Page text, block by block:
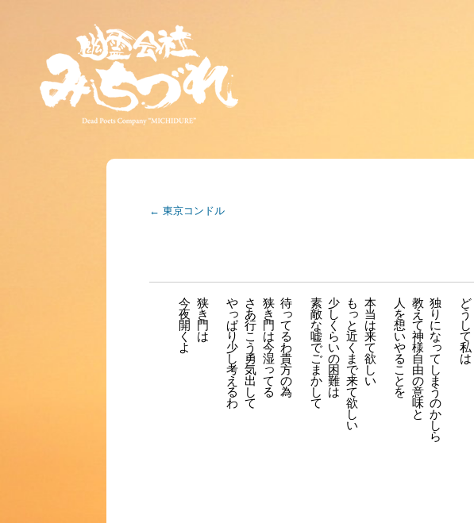
← 東京コンドル
ど
う
し
て
私
は
独
り
に
な
っ
て
し
ま
う
の
か
し
ら
教
え
て
神
様
自
由
の
意
味
と
人
を
想
い
や
る
こ
と
を
本
当
は
来
て
欲
し
い
も
っ
と
近
く
ま
で
来
て
欲
し
い
少
し
く
ら
い
の
困
難
は
素
敵
な
嘘
で
ご
ま
か
し
て
待
っ
て
る
わ
貴
方
の
為
狭
き
門
は
今
湿
っ
て
る
さ
あ
行
こ
う
勇
気
出
し
て
や
っ
ぱ
り
少
し
考
え
る
わ
狭
き
門
は
今
夜
開
く
よ